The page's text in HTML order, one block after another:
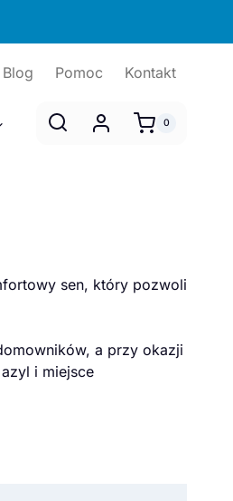
Blog Pomoc Kontakt
0
sen, który pozwoli
a przy okazji
i miejsce